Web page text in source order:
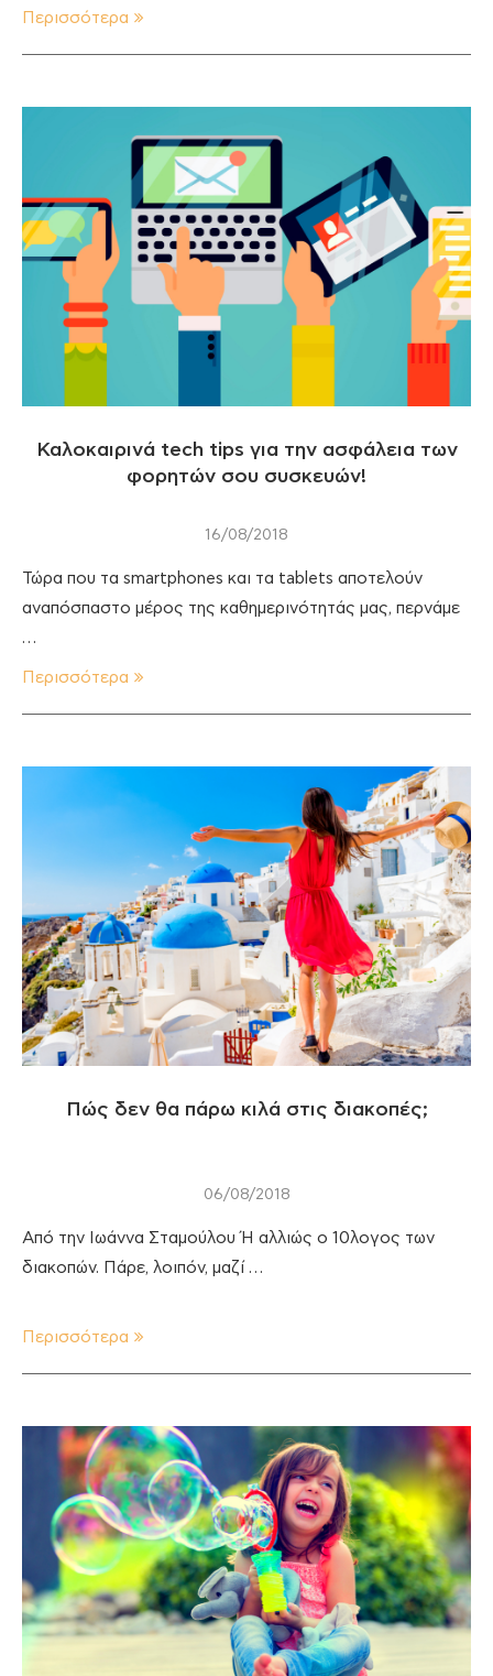
Περισσότερα
Καλοκαιρινά tech tips για την ασφάλεια των
φορητών σου συσκευών!
16/08/2018
Τώρα που τα smartphones και τα tablets αποτελούν
αναπόσπαστο μέρος της καθημερινότητάς μας, περνάμε
…
Περισσότερα
Πώς δεν θα πάρω κιλά στις διακοπές;
06/08/2018
Από την Ιωάννα Σταμούλου Ή αλλιώς ο 10λογος των
διακοπών. Πάρε, λοιπόν, μαζί …
Περισσότερα